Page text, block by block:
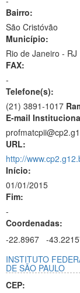
Bairro:
São Cristóvão
Município:
Rio de Janeiro - RJ
FAX:
-
Telefone(s):
(21) 3891-1017
E-mail
URL:
http://
Início:
01/01/2015
Fim:
-
Coordenadas:
-22.8967 -
INSTITUTO
DE SÃO PAULO
CEP: